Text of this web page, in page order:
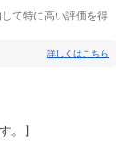
て特に高い評価を得
詳しくはこちら
。】